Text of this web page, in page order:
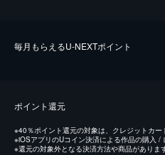
毎⽉もらえるU-NEXTポイント
ポイント還元
※40％ポイント還元の対象は、クレジットカー
※iOSアプリのUコイン決済による作品の購入 /
※還元の対象外となる決済方法や商品がありま